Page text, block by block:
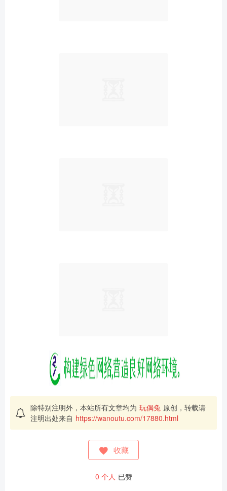
除特别注明外，本站所有文章均为 玩偶兔 原创，转载请
注明出处来自 https://wanoutu.com/17880.html
收藏
0 个人 已赞